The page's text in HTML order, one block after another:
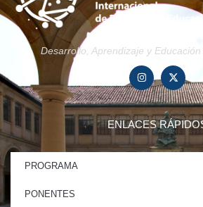
Desarrollo, Aprendizaje y
ENLACES
PROGRAMA
PONENTES